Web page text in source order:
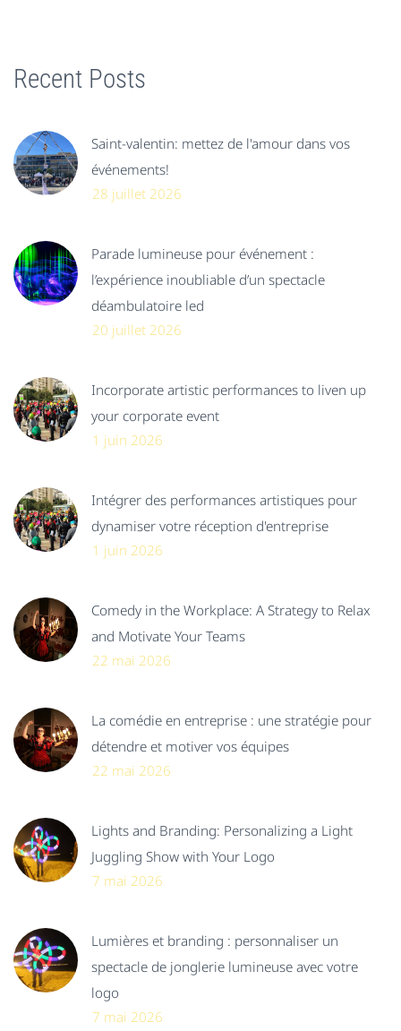
Recent Posts
Saint-valentin: mettez de l'amour dans vos
événements!
28 juillet 2026
Parade lumineuse pour événement :
l’expérience inoubliable d’un spectacle
déambulatoire led
20 juillet 2026
Incorporate artistic performances to liven up
your corporate event
1 juin 2026
Intégrer des performances artistiques pour
dynamiser votre réception d'entreprise
1 juin 2026
Comedy in the Workplace: A Strategy to Relax
and Motivate Your Teams
22 mai 2026
La comédie en entreprise : une stratégie pour
détendre et motiver vos équipes
22 mai 2026
Lights and Branding: Personalizing a Light
Juggling Show with Your Logo
7 mai 2026
Lumières et branding : personnaliser un
spectacle de jonglerie lumineuse avec votre
logo
7 mai 2026